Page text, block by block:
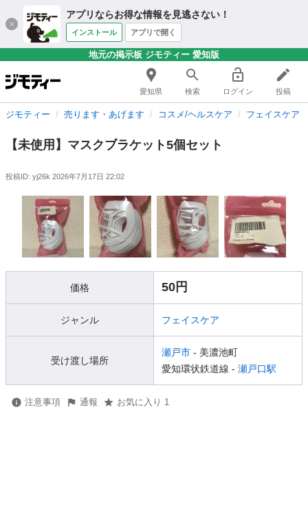
アプリならお得な情報を見逃さない！
インストール アプリで開く
地元の掲示板 ジモティー 愛知版
愛知県 検索 ログイン 投稿
ジモティー 売ります・あげます コスメ/ヘルスケア フェイスケア
【未使用】マスクブラケット5個セット
投稿ID: yj26k 2026年7月17日 22:02
価格 50円
ジャンル フェイスケア
受け渡し場所
瀬戸市 - 美濃池町
愛知環状鉄道線 - 瀬戸口駅
注意事項 通報 お気に入り 1